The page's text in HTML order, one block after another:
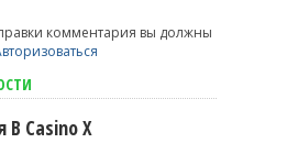
комментария вы должны
В Casino X